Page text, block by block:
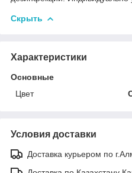
Скрыть
Характеристики
Основные
Цвет
Условия доставки
Доставка курьером по